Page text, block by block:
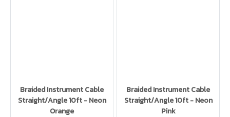
Braided Instrument Cable
Straight/Angle 10ft - Neon
Orange
Braided Instrument Cable
Straight/Angle 10ft - Neon
Pink